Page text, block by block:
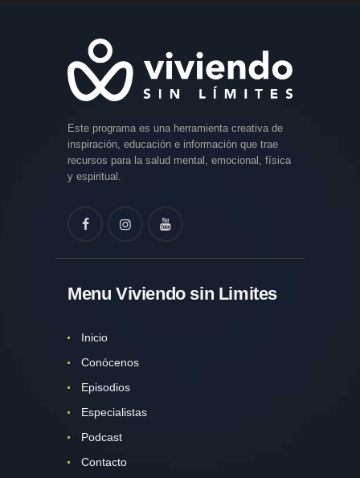
Este programa es una herramienta creativa de
inspiración, educación e información que trae
recursos para la salud mental, emocional, física
y espiritual.
Menu Viviendo sin Limites
Inicio
Conócenos
Episodios
Especialistas
Podcast
Contacto